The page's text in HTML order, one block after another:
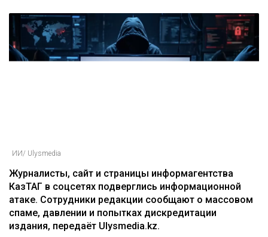
ИИ/ Ulysmedia
Журналисты, сайт и страницы информагентства
КазТАГ в соцсетях подверглись информационной
атаке. Сотрудники редакции сообщают о массовом
спаме, давлении и попытках дискредитации
издания, передаёт Ulysmedia.kz.